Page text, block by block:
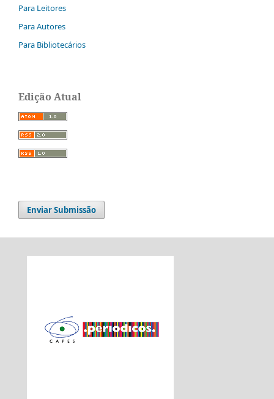
Para Leitores
Para Autores
Para Bibliotecários
Edição Atual
Enviar Submissão